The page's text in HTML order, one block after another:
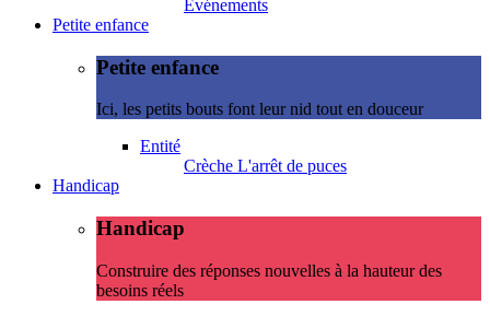
Evénements
Petite enfance
Petite enfance
Ici, les petits bouts font leur nid tout en douceur
Entité
Crèche L'arrêt de puces
Handicap
Handicap
Construire des réponses nouvelles à la hauteur des
besoins réels